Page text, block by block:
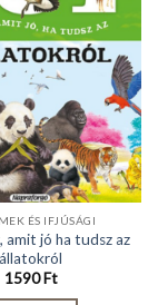
ÉS IFJÚSÁGI
amit jó ha tudsz az
állatokról
1590Ft